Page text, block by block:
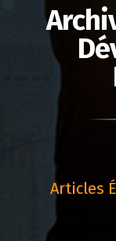
Articles